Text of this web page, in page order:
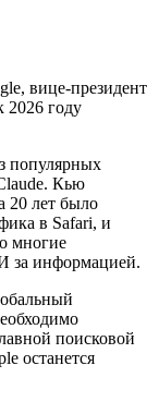
вице-президент
2026 году
популярных
Кью
20 лет было
в Safari, и
многие
за информацией.
поисковой
останется